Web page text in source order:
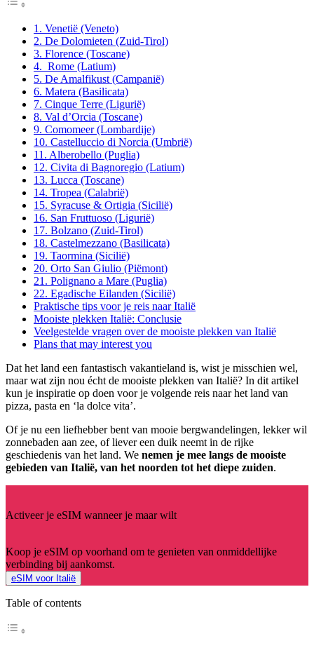
1. Venetië (Veneto)
2. De Dolomieten (Zuid-Tirol)
3. Florence (Toscane)
4. Rome (Latium)
5. De Amalfikust (Campanië)
6. Matera (Basilicata)
7. Cinque Terre (Ligurië)
8. Val d’Orcia (Toscane)
9. Comomeer (Lombardije)
10. Castelluccio di Norcia (Umbrië)
11. Alberobello (Puglia)
12. Civita di Bagnoregio (Latium)
13. Lucca (Toscane)
14. Tropea (Calabrië)
15. Syracuse & Ortigia (Sicilië)
16. San Fruttuoso (Ligurië)
17. Bolzano (Zuid-Tirol)
18. Castelmezzano (Basilicata)
19. Taormina (Sicilië)
20. Orto San Giulio (Piëmont)
21. Polignano a Mare (Puglia)
22. Egadische Eilanden (Sicilië)
Praktische tips voor je reis naar Italië
Mooiste plekken Italië: Conclusie
Veelgestelde vragen over de mooiste plekken van Italië
Plans that may interest you
Dat het land een fantastisch vakantieland is, wist je misschien wel,
maar wat zijn nou écht de mooiste plekken van Italië? In dit artikel
kun je inspiratie op doen voor je volgende reis naar het land van
pizza, pasta en ‘la dolce vita’.
Of je nu een liefhebber bent van mooie bergwandelingen, lekker wil
zonnebaden aan zee, of liever een duik neemt in de rijke
geschiedenis van het land. We nemen je mee langs de mooiste
gebieden van Italië, van het noorden tot het diepe zuiden.
Activeer je eSIM wanneer je maar wilt
Koop je eSIM op voorhand om te genieten van onmiddellijke
verbinding bij aankomst.
eSIM voor Italië
Table of contents